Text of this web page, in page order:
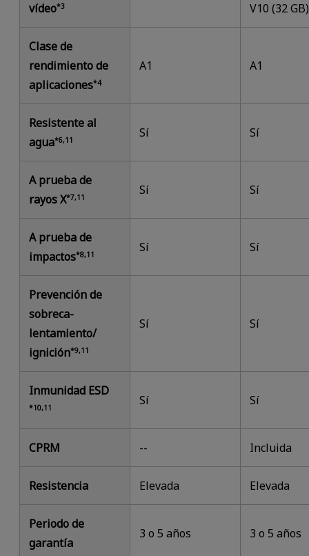
vídeo*3
V10 (32 GB)
Clase de
rendimiento de
aplicaciones*4
A1 A1
Resistente al
agua*6,11 Sí Sí
A prueba de
rayos X*7,11 Sí Sí
A prueba de
impactos*8,11 Sí Sí
Prevención de
sobreca­
lentamiento/
ignición*9,11
Sí Sí
Inmunidad ESD
*10,11 Sí Sí
CPRM -- Incluida
Resistencia Elevada Elevada
Periodo de
garantía
3 o 5 años 3 o 5 años